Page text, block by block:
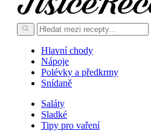
Hlavní chody
Nápoje
Polévky a předkrmy
Snídaně
Saláty
Sladké
Tipy pro vaření